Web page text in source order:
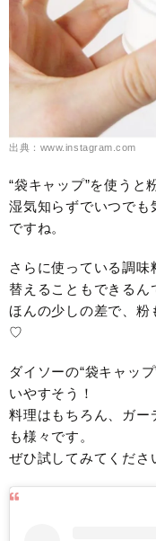
出典：www.instagram.com
“袋キャップ”を使うと
湿気知らずでいつでも
ですね。
さらに使っている調
替えることもできるん
ほんの少しの差で、粉
♡
ダイソーの“袋キャッ
いやすそう！
料理はもちろん、ガー
も様々です。
ぜひ試してみてくださ